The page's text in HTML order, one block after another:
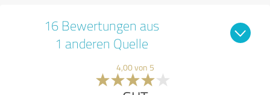
16 Bewertungen aus
1 anderen Quelle
4,00 von 5